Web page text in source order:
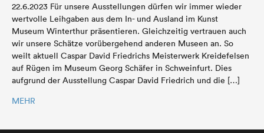
22.6.2023 Für unsere Ausstellungen dürfen wir immer wieder
wertvolle Leihgaben aus dem In- und Ausland im Kunst
Museum Winterthur präsentieren. Gleichzeitig vertrauen auch
wir unsere Schätze vorübergehend anderen Museen an. So
weilt aktuell Caspar David Friedrichs Meisterwerk Kreidefelsen
auf Rügen im Museum Georg Schäfer in Schweinfurt. Dies
aufgrund der Ausstellung Caspar David Friedrich und die […]
MEHR